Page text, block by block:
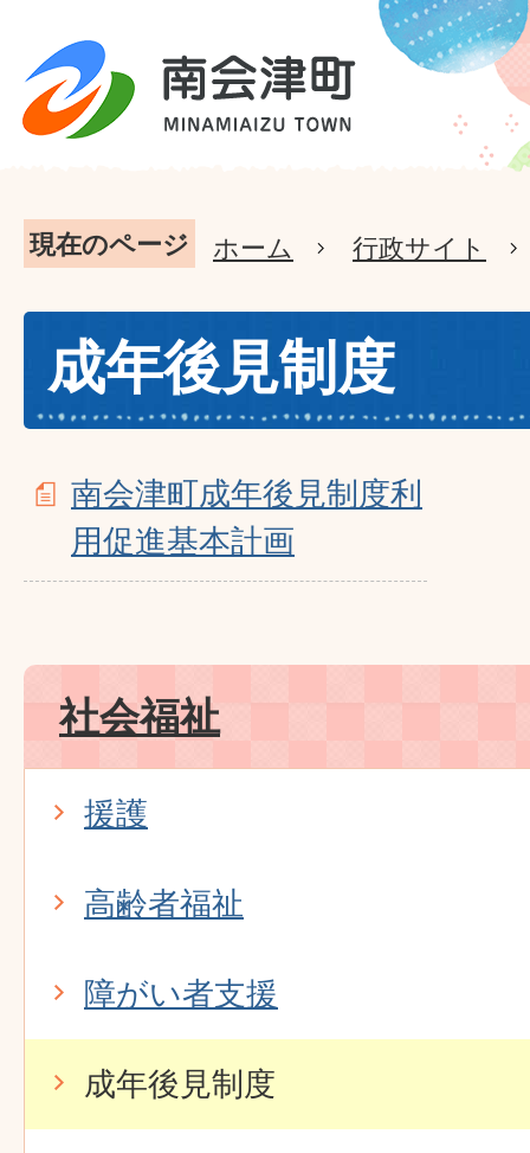
現在のページ ホーム 行政サイト
成年後見制度
南会津町成年後見制度利
用促進基本計画
社会福祉
援護
高齢者福祉
障がい者支援
成年後見制度